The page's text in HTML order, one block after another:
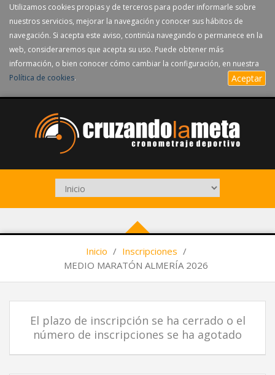
Utilizamos cookies propias y de terceros para poder informarle sobre
nuestros servicios, mejorar la navegación y conocer sus hábitos de
navegación. Si acepta este aviso, continúa navegando o permanece en la
web, consideraremos que acepta su uso. Puede obtener más
información, o bien conocer cómo cambiar la configuración, en nuestra
Política de cookies. Aceptar
Inicio / Inscripciones /
MEDIO MARATÓN ALMERÍA 2026
El plazo de inscripción se ha cerrado o el
número de inscripciones se ha agotado